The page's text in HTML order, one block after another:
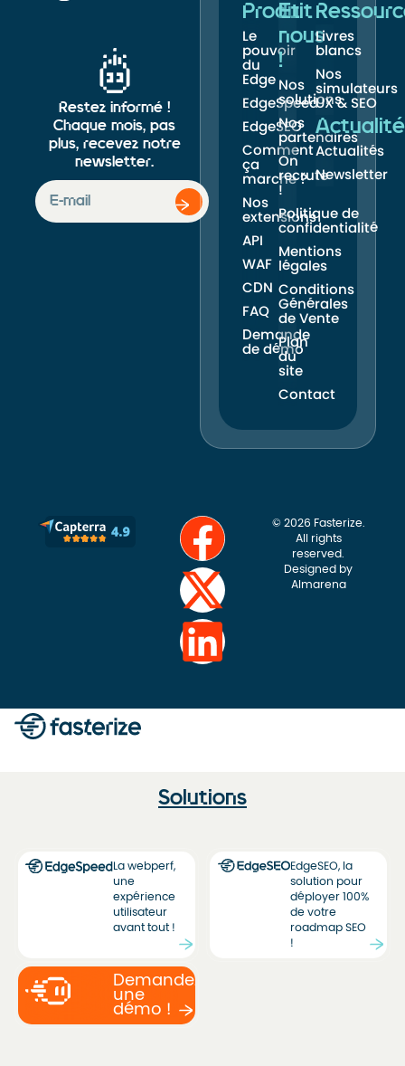
Restez informé !
Chaque mois, pas
plus, recevez notre
newsletter.
Produit
Le
pouvoir
du
Edge
EdgeSpeed
EdgeSEO
Comment
ça
marche ?
Nos
extensions
API
WAF
CDN
FAQ
Demande
de démo
Et
nous
!
Nos
solutions
Nos
partenaires
On
recrute
!
Politique de
confidentialité
Mentions
légales
Conditions
Générales
de Vente
Plan
du
site
Contact
Livres
blancs
Nos
simulateurs
UX & SEO
Actualité
Actualités
Newsletter
© 2026 Fasterize.
All rights
reserved.
Designed by
Almarena
Solutions
La webperf,
une
expérience
utilisateur
avant tout !
EdgeSEO, la
solution pour
déployer 100%
de votre
roadmap SEO
!
Demandez
une
démo !